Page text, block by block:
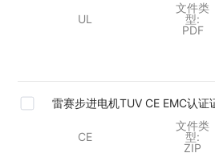
UL
文件类
型:
PDF
雷赛步进电机TUV CE EMC认证
CE
文件类
型:
ZIP